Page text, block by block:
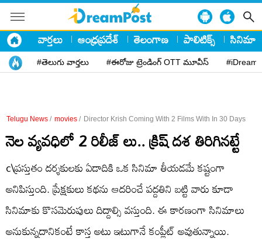
వార్తలు ఆంధ్రప్రదేశ్ తెలంగాణ పాలిటిక్స్ సినిమా
#తెలుగు వార్తలు #ఈరోజు ట్రెండింగ్ OTT మూవీస్
Telugu News / movies / Director Krish Coming With 2 Films With In 30 Days
నెల వ్యవధిలో 2 రిలీజ్ లు.. క్రిష్ దశ తిరిగినట్టే
c\ప్రస్తుతం దర్శకులకు ఏడాదికి ఒక సినిమా తీయడమే కష్టంగా
అనిపిస్తుంది. ప్రేక్షకులు కథను ఆదరించే పద్దతిని బట్టి వారు కూడా
సినిమాకు కొసమెరుపులు దిద్దాల్సి వస్తుంది. ఈ కారణంగా సినిమాలు
అనుకున్నదానికంటే కాస్త అటు ఇటుగానే కంప్లీట్ అవుతున్నాయి.